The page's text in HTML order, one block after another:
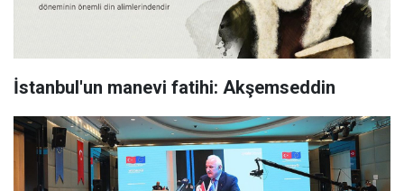
İstanbul'un manevi fatihi: Akşemseddin